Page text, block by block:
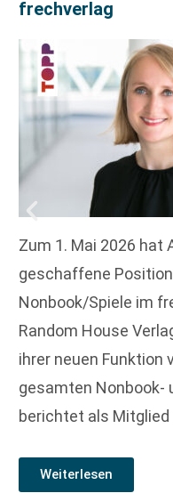
frechverlag
Zum 1. Mai 2026 hat
geschaffene
Nonbook/Spiele im
Random House
ihrer neuen Funktion
gesamten Nonbook-
berichtet als
Weiterlesen